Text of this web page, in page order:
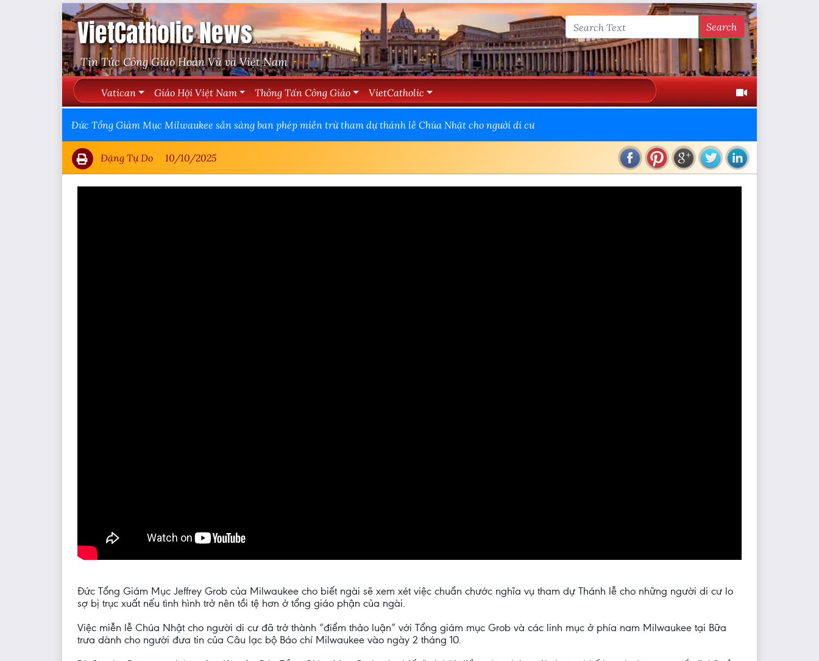
VietCatholic News
Tin Tức Công Giáo Hoàn Vũ và Việt Nam
Search
Vatican Giáo Hội Việt Nam Thông Tấn Công Giáo VietCatholic
Đức Tổng Giám Mục Milwaukee sẵn sàng ban phép miễn trừ tham dự thánh lễ Chúa Nhật cho người di cư
Đặng Tự Do 10/10/2025
Đức Tổng Giám Mục Jeffrey Grob của Milwaukee cho biết ngài sẽ xem xét việc chuẩn chước nghĩa vụ tham dự Thánh lễ cho những người di cư lo
sợ bị trục xuất nếu tình hình trở nên tồi tệ hơn ở tổng giáo phận của ngài.
Việc miễn lễ Chúa Nhật cho người di cư đã trở thành “điểm thảo luận” với Tổng giám mục Grob và các linh mục ở phía nam Milwaukee tại Bữa
trưa dành cho người đưa tin của Câu lạc bộ Báo chí Milwaukee vào ngày 2 tháng 10.